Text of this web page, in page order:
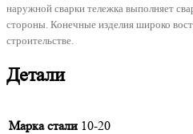
наружной сварки тележка выполняет
стороны. Конечные изделия широко
строительстве.
Детали
Марка стали 10-20